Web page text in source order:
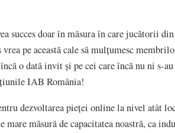
succes doar în măsura în care jucătorii
pe această cale să mulțumesc
o dată invit și pe cei care încă nu ni s-au
IAB România!
dezvoltarea pieței online la nivel atât
măsură de capacitatea noastră, ca